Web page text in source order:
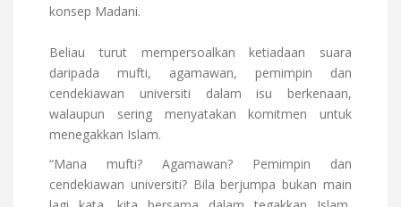
konsep Madani.
Beliau turut mempersoalkan ketiadaan suara
daripada mufti, agamawan, pemimpin dan
cendekiawan universiti dalam isu berkenaan,
walaupun sering menyatakan komitmen untuk
menegakkan Islam.
“Mana mufti? Agamawan? Pemimpin dan
cendekiawan universiti? Bila berjumpa bukan main